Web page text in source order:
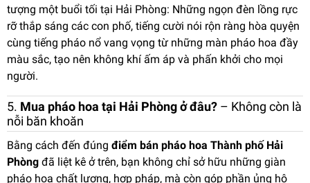
tượng một buổi tối tại Hải Phòng: Những ngọn đèn lồng rực
rỡ thắp sáng các con phố, tiếng cười nói rộn ràng hòa quyện
cùng tiếng pháo nổ vang vọng từ những màn pháo hoa đầy
màu sắc, tạo nên không khí ấm áp và phấn khởi cho mọi
người.
5. Mua pháo hoa tại Hải Phòng ở đâu? – Không còn là
nỗi băn khoăn
Bằng cách đến đúng điểm bán pháo hoa Thành phố Hải
Phòng đã liệt kê ở trên, bạn không chỉ sở hữu những giàn
pháo hoa chất lượng, hợp pháp, mà còn góp phần ủng hộ